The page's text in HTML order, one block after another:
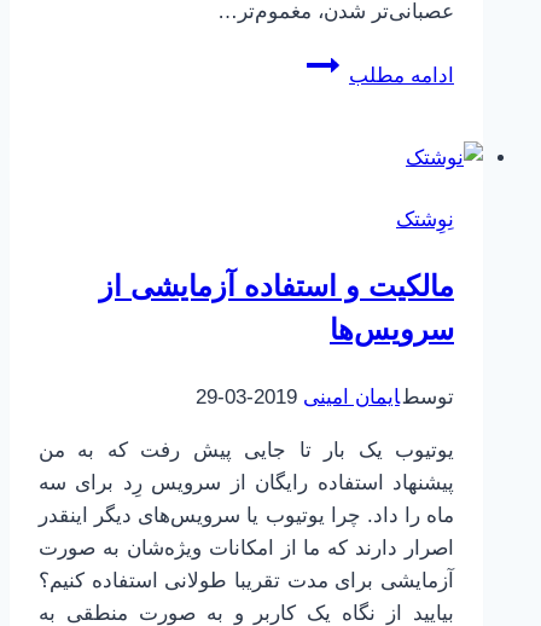
عصبانی‌تر شدن، مغموم‌تر…
ادامه مطلب
شبکه‌های
نِوِشتک
مالکیت و استفاده آزمایشی از
سرویس‌ها
توسطایمان امینی 2019-03-29
یوتیوب یک بار تا جایی پیش رفت که به من
پیشنهاد استفاده رایگان از سرویس رِد برای سه
ماه را داد. چرا یوتیوب یا سرویس‌های دیگر اینقدر
اصرار دارند که ما از امکانات ویژه‌شان به صورت
آزمایشی برای مدت تقریبا طولانی استفاده کنیم؟
بیایید از نگاه یک کاربر و به صورت منطقی به